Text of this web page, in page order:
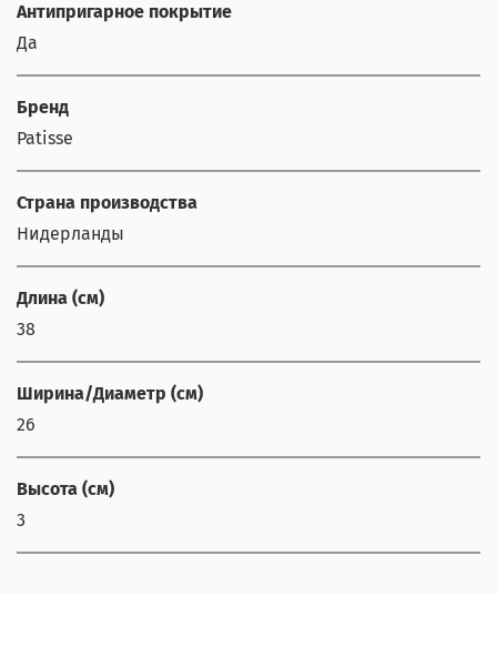
Антипригарное покрытие
Да
Бренд
Patisse
Страна производства
Нидерланды
Длина (см)
38
Ширина/Диаметр (см)
26
Высота (см)
3